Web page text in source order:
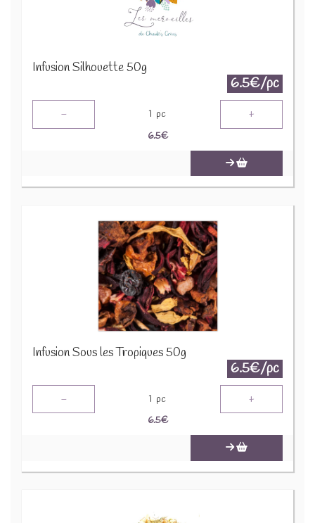
Infusion Silhouette 50g
6.5€/pc
- 1 pc +
6.5€
Infusion Sous les Tropiques 50g
6.5€/pc
- 1 pc +
6.5€